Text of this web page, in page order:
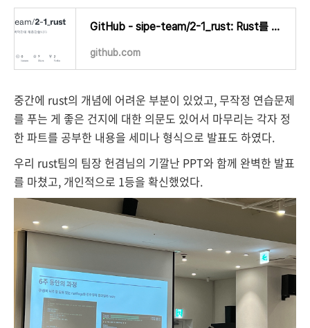
GitHub - sipe-team/2-1_rust: Rust를 부시고 백악관에 채용당합니다
github.com
중간에 rust의 개념에 어려운 부분이 있었고, 무작정 연습문제
를 푸는 게 좋은 건지에 대한 의문도 있어서 마무리는 각자 정
한 파트를 공부한 내용을 세미나 형식으로 발표도 하였다.
우리 rust팀의 팀장 헌겸님의 기깔난 PPT와 함께 완벽한 발표
를 마쳤고, 개인적으로 1등을 확신했었다.